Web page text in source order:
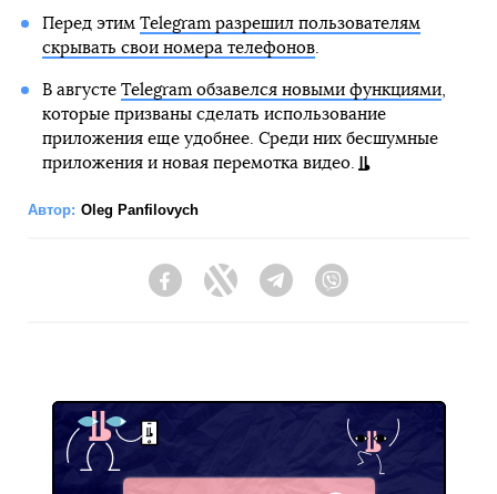
Перед этим Telegram разрешил пользователям
скрывать свои номера телефонов.
В августе Telegram обзавелся новыми функциями,
которые призваны сделать использование
приложения еще удобнее. Среди них бесшумные
приложения и новая перемотка видео.
Автор: Oleg Panfilovych
FacebookTwitter Telegram